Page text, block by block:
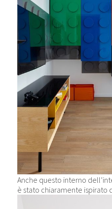
Anche questo interno
è stato chiaramente ispirato